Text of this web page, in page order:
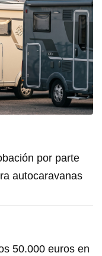
por parte
autocaravanas
50.000 euros en